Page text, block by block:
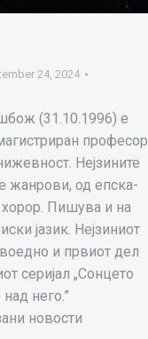
24, 2024
(31.10.1996) е
професор
Нејзините
жанрови, од епска-
хорор. Пишува и на
јазик. Нејзиниот
и првиот дел
серијал „Сонцето
него.”
новости